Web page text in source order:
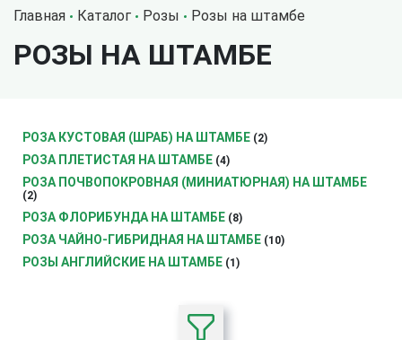
Главная Каталог Розы Розы на штамбе
РОЗЫ НА ШТАМБЕ
РОЗА КУСТОВАЯ (ШРАБ) НА ШТАМБЕ (2)
РОЗА ПЛЕТИСТАЯ НА ШТАМБЕ (4)
РОЗА ПОЧВОПОКРОВНАЯ (МИНИАТЮРНАЯ) НА ШТАМБЕ
(2)
РОЗА ФЛОРИБУНДА НА ШТАМБЕ (8)
РОЗА ЧАЙНО-ГИБРИДНАЯ НА ШТАМБЕ (10)
РОЗЫ АНГЛИЙСКИЕ НА ШТАМБЕ (1)